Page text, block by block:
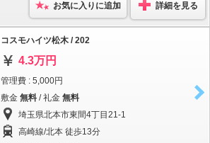
お気に入りに追加 詳細を見る
コスモハイツ松木 / 202
4.3万円
管理費 : 5,000円
敷金 無料 / 礼金 無料
埼玉県北本市東間4丁目21-1
高崎線/北本 徒歩13分